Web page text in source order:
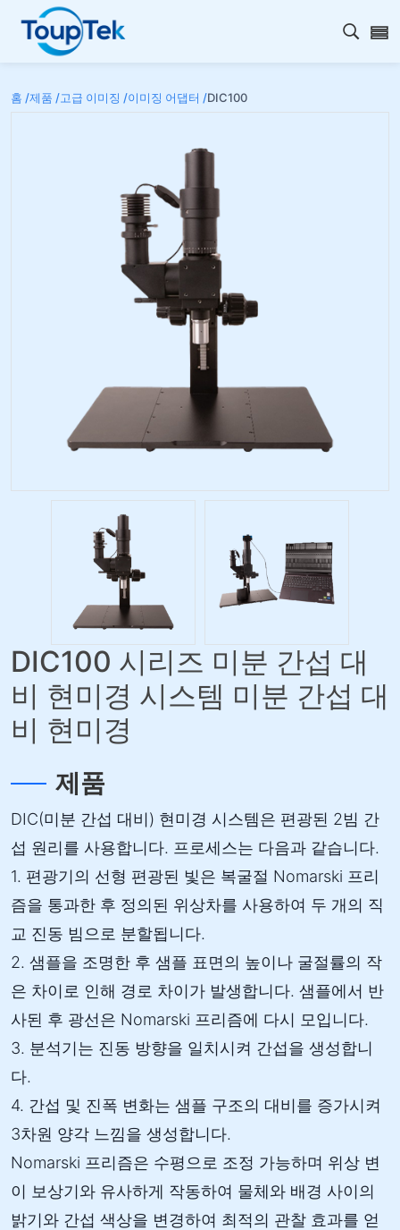
검색
홈 /제품 /고급 이미징 /이미징 어댑터 /DIC100
DIC100 시리즈 미분 간섭 대
비 현미경 시스템 미분 간섭 대
비 현미경
제품
DIC(미분 간섭 대비) 현미경 시스템은 편광된 2빔 간
섭 원리를 사용합니다. 프로세스는 다음과 같습니다.
1. 편광기의 선형 편광된 빛은 복굴절 Nomarski 프리
즘을 통과한 후 정의된 위상차를 사용하여 두 개의 직
교 진동 빔으로 분할됩니다.
2. 샘플을 조명한 후 샘플 표면의 높이나 굴절률의 작
은 차이로 인해 경로 차이가 발생합니다. 샘플에서 반
사된 후 광선은 Nomarski 프리즘에 다시 모입니다.
3. 분석기는 진동 방향을 일치시켜 간섭을 생성합니
다.
4. 간섭 및 진폭 변화는 샘플 구조의 대비를 증가시켜
3차원 양각 느낌을 생성합니다.
Nomarski 프리즘은 수평으로 조정 가능하며 위상 변
이 보상기와 유사하게 작동하여 물체와 배경 사이의
밝기와 간섭 색상을 변경하여 최적의 관찰 효과를 얻